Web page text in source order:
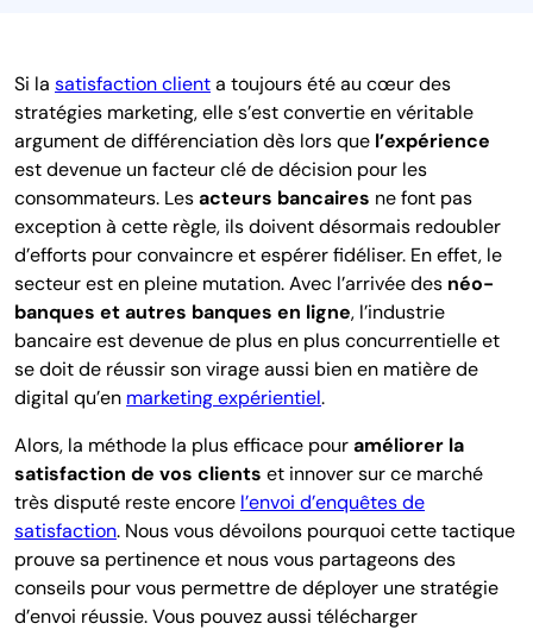
Si la satisfaction clienta toujours été au cœur des
stratégies marketing, elle s’est convertie en véritable
argument de différenciation dès lors que l’expérience
est devenue un facteur clé de décision pour les
consommateurs. Lesacteurs bancaires ne font pas
exception à cette règle, ils doivent désormais redoubler
d’efforts pour convaincre et espérer fidéliser. En effet, le
secteur est en pleine mutation. Avec l’arrivée des néo-
banques et autres banques en ligne, l’industrie
bancaire est devenue de plus en plus concurrentielle et
se doit de réussir son virage aussi bien en matière de
digital qu’en marketing expérientiel.
Alors, la méthode la plus efficace pouraméliorer la
satisfaction de vos clients et innover sur ce marché
très disputé reste encore l’envoi d’enquêtes de
satisfaction. Nous vous dévoilons pourquoi cette tactique
prouve sa pertinence et nous vous partageons des
conseils pour vous permettre de déployer une stratégie
d’envoi réussie. Vous pouvez aussi télécharger